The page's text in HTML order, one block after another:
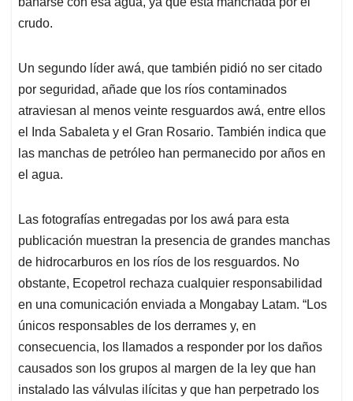
crudo.
Un segundo líder awá, que también pidió no ser citado
por seguridad, añade que los ríos contaminados
atraviesan al menos veinte resguardos awá, entre ellos
el Inda Sabaleta y el Gran Rosario. También indica que
las manchas de petróleo han permanecido por años en
el agua.
Las fotografías entregadas por los awá para esta
publicación muestran la presencia de grandes manchas
de hidrocarburos en los ríos de los resguardos. No
obstante, Ecopetrol rechaza cualquier responsabilidad
en una comunicación enviada a Mongabay Latam. “Los
únicos responsables de los derrames y, en
consecuencia, los llamados a responder por los daños
causados son los grupos al margen de la ley que han
instalado las válvulas ilícitas y que han perpetrado los